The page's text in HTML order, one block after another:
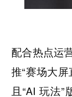
配合热点运
推“赛场大
且“AI 玩法